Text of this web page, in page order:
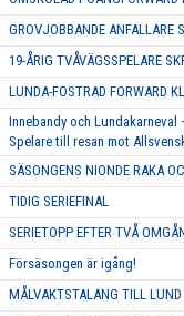
GROVJOBBANDE ANFALLARE
19-ÅRIG TVÅVÄGSSPELARE
LUNDA-FOSTRAD FORWARD
Innebandy och Lundakarneval
Spelare till resan mot
SÄSONGENS NIONDE RAKA
TIDIG SERIEFINAL
SERIETOPP EFTER TVÅ
Försäsongen är igång!
MÅLVAKTSTALANG TILL LUND